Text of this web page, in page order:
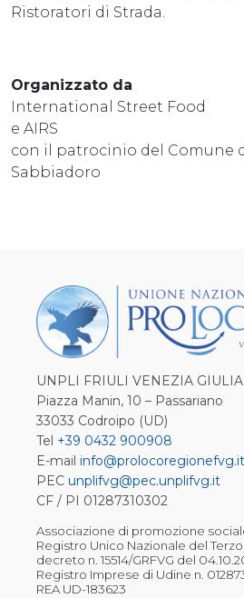
Ristoratori di Strada.
Organizzato da
International Street Food
e AIRS
con il patrocinio del Comune
Sabbiadoro
UNPLI FRIULI VENEZIA
Piazza Manin, 10 – Passariano
33033 Codroipo (UD)
Tel +39 0432 900908
E-mail info@prolocoregionefvg.it
PEC unplifvg@pec.unplifvg.it
CF / PI 01287310302
Associazione di promozione
Registro Unico Nazionale del
decreto n. 15514/GRFVG del
Registro Imprese di Udine n.
REA UD-183623